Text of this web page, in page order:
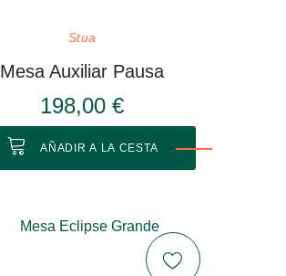
Stua
Mesa Auxiliar Pausa
198,00 €
AÑADIR A LA CESTA